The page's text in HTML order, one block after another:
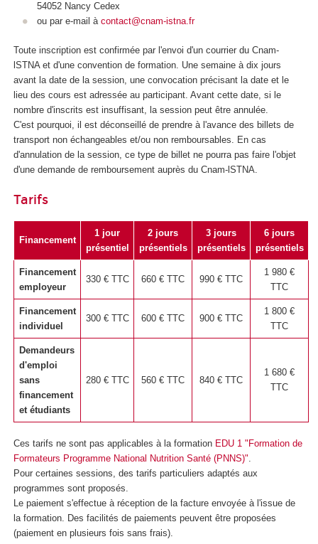
54052 Nancy Cedex
ou par e-mail à contact@cnam-istna.fr
Toute inscription est confirmée par l'envoi d'un courrier du Cnam-
lSTNA et d'une convention de formation. Une semaine à dix jours
avant la date de la session, une convocation précisant la date et le
lieu des cours est adressée au participant. Avant cette date, si le
nombre d'inscrits est insuffisant, la session peut être annulée.
C'est pourquoi, il est déconseillé de prendre à l'avance des billets de
transport non échangeables et/ou non remboursables. En cas
d'annulation de la session, ce type de billet ne pourra pas faire l'objet
d'une demande de remboursement auprès du Cnam-lSTNA.
Tarifs
Financement
1 jour
présentiel
2 jours
présentiels
3 jours
présentiels
6 jours
présentiels
Financement
employeur
330 € TTC 660 € TTC 990 € TTC
1 980 €
TTC
Financement
individuel
300 € TTC 600 € TTC 900 € TTC
1 800 €
TTC
Demandeurs
d'emploi
sans
financement
et étudiants
280 € TTC 560 € TTC 840 € TTC
1 680 €
TTC
Ces tarifs ne sont pas applicables à la formation EDU 1 "Formation de
Formateurs Programme National Nutrition Santé (PNNS)".
Pour certaines sessions, des tarifs particuliers adaptés aux
programmes sont proposés.
Le paiement s'effectue à réception de la facture envoyée à l'issue de
la formation. Des facilités de paiements peuvent être proposées
(paiement en plusieurs fois sans frais).